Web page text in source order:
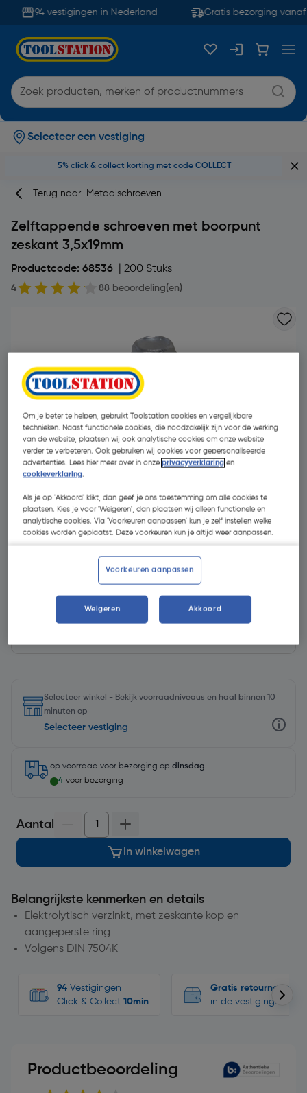
94 vestigingen in Nederland Gratis bezorging vanaf
Selecteer een vestiging
5% click & collect korting met code COLLECT
Terug naar Metaalschroeven
Zelftappende schroeven met boorpunt
zeskant 3,5x19mm
Productcode: 68536 | 200 Stuks
4 88 beoordeling(en)
- 56 %
| Excl. btw € 2,00
Kies productvariant(14)
Selecteer winkel - Bekijk voorraadniveaus en haal binnen 10
minuten op
Selecteer vestiging
op voorraad voor bezorging op dinsdag
4 voor bezorging
Aantal
In winkelwagen
Belangrijkste kenmerken en details
Elektrolytisch verzinkt, met zeskante kop en
aangeperste ring
Volgens DIN 7504K
94 Vestigingen
Click & Collect 10min
Gratis retourneren
in de vestigingen
Productbeoordeling
Om je beter te helpen, gebruikt Toolstation cookies en vergelijkbare
technieken. Naast functionele cookies, die noodzakelijk zijn voor de werking
van de website, plaatsen wij ook analytische cookies om onze website
verder te verbeteren. Ook gebruiken wij cookies voor gepersonaliseerde
advertenties. Lees hier meer over in onzeprivacyverklaring en
cookieverklaring.
Als je op 'Akkoord' klikt, dan geef je ons toestemming om alle cookies te
plaatsen. Kies je voor 'Weigeren', dan plaatsen wij alleen functionele en
analytische cookies. Via 'Voorkeuren aanpassen' kun je zelf instellen welke
cookies worden geplaatst. Deze voorkeuren kun je altijd weer aanpassen.
Voorkeuren aanpassen
Weigeren Akkoord